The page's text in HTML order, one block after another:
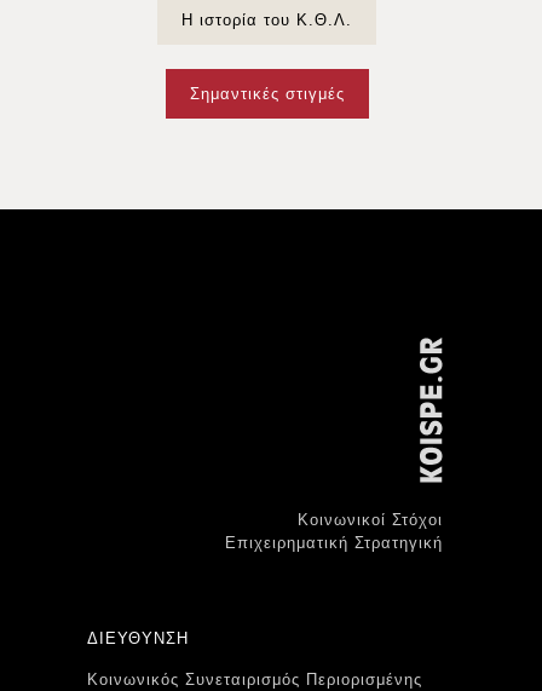
Η ιστορία του Κ.Θ.Λ.
Σημαντικές στιγμές
Κοινωνικοί Στόχοι
Επιχειρηματική Στρατηγική
ΔΙΕΥΘΥΝΣΗ
Κοινωνικός Συνεταιρισμός Περιορισμένης